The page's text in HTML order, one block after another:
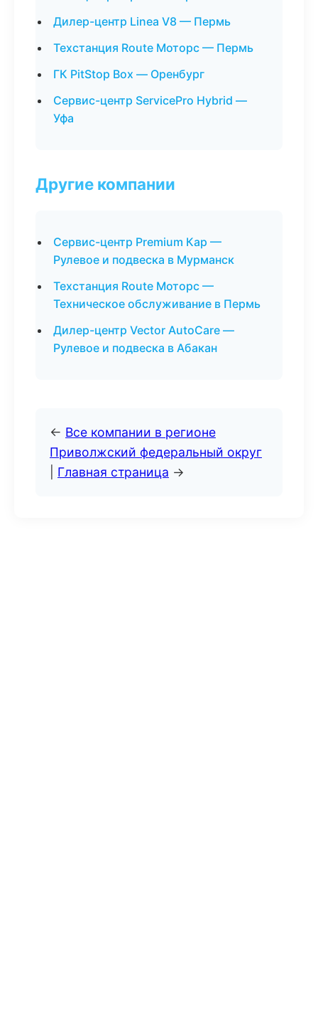
Дилер-центр Linea V8 — Пермь
Техстанция Route Моторс — Пермь
ГК PitStop Box — Оренбург
Сервис-центр ServicePro Hybrid —
Уфа
Другие компании
Сервис-центр Premium Кар —
Рулевое и подвеска в Мурманск
Техстанция Route Моторс —
Техническое обслуживание в Пермь
Дилер-центр Vector AutoCare —
Рулевое и подвеска в Абакан
← Все компании в регионе
Приволжский федеральный округ
Главная страница →